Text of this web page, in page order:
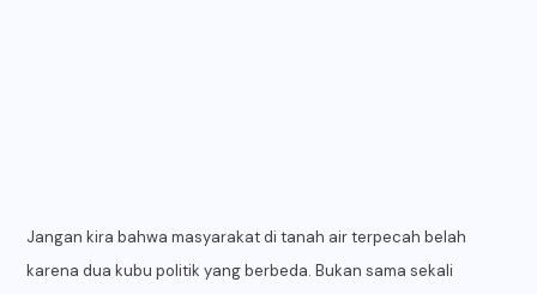
Jangan kira bahwa masyarakat di tanah air terpecah belah
karena dua kubu politik yang berbeda. Bukan sama sekali